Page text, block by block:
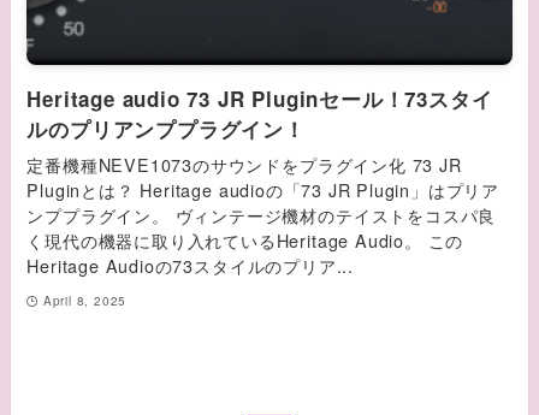
Heritage audio 73 JR Pluginセール！73スタイ
ルのプリアンププラグイン！
定番機種NEVE1073のサウンドをプラグイン化 73 JR
Pluginとは？ Heritage audioの「73 JR Plugin」はプリア
ンププラグイン。 ヴィンテージ機材のテイストをコスパ良
く現代の機器に取り入れているHeritage Audio。 この
Heritage Audioの73スタイルのプリア...
April 8, 2025